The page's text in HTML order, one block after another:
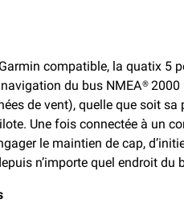
compatible, la quatix 5
du bus NMEA® 2000
de vent), quelle que soit
Une fois connectée à un
le maintien de cap,
n’importe quel endroit du